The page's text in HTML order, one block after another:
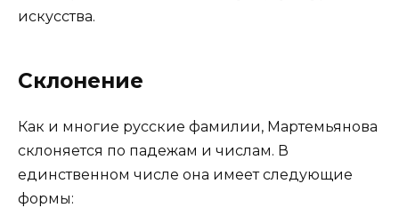
искусства.
Склонение
Как и многие русские фамилии, Мартемьянова
склоняется по падежам и числам. В
единственном числе она имеет следующие
формы: